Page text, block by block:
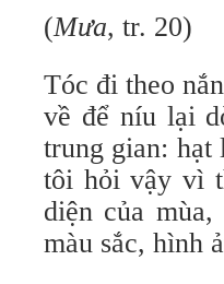
(Mưa, tr. 20)
Tóc đi theo
về để níu lại
trung gian: hạt
tôi hỏi vậy vì
diện của
màu sắc, hình